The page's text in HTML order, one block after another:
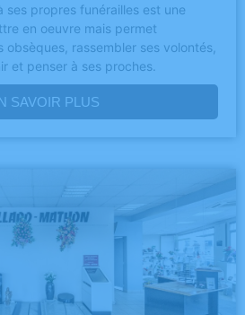
ses propres funérailles est une
en oeuvre mais permet
obsèques, rassembler ses volontés,
et penser à ses proches.
SAVOIR PLUS